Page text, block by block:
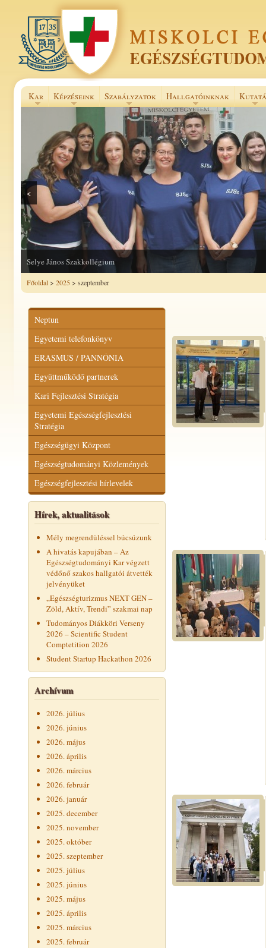
Kar Képzéseink Szabályzatok Hallgatóinknak
Selye János Szakkollégium
<
Főoldal> 2025 > szeptember
Neptun
Egyetemi telefonkönyv
ERASMUS / PANNÓNIA
Együttműködő partnerek
Kari Fejlesztési Stratégia
Egyetemi Egészségfejlesztési
Stratégia
Egészségügyi Központ
Egészségtudományi Közlemények
Egészségfejlesztési hírlevelek
Hírek, aktualitások
Mély megrendüléssel búcsúzunk
A hivatás kapujában – Az
Egészségtudományi Kar végzett
védőnő szakos hallgatói átvették
jelvényüket
„Egészségturizmus NEXT GEN –
Zöld, Aktív, Trendi” szakmai nap
Tudományos Diákköri Verseny
2026 – Scientific Student
Comptetition 2026
Student Startup Hackathon 2026
Archívum
2026. július
2026. június
2026. május
2026. április
2026. március
2026. február
2026. január
2025. december
2025. november
2025. október
2025. szeptember
2025. július
2025. június
2025. május
2025. április
2025. március
2025. február